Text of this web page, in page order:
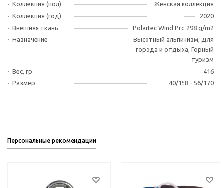
Коллекция (пол)
Женская коллекция
Коллекция (год)
2020
Внешняя ткань
Polartec Wind Pro 298 g/m2
Назначение
Высотный альпинизм, Для
города и отдыха, Горный
туризм
Вес, гр
416
Размер
40/158 - 56/170
Персональные рекомендации